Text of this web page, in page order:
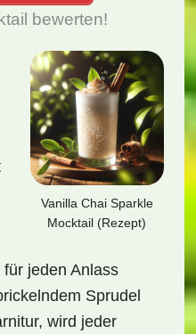
bewerten!
Vanilla Chai Sparkle
Mocktail (Rezept)
jeden Anlass
Sprudel
wird jeder